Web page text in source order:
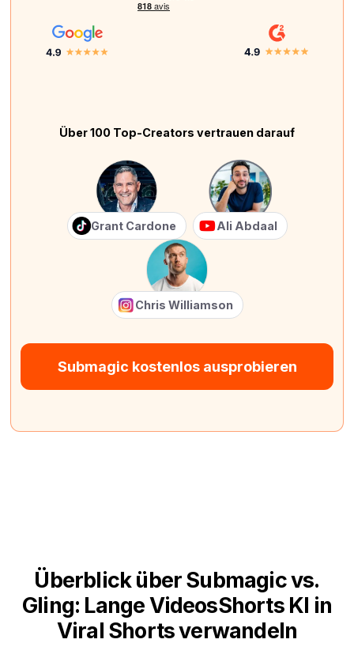
Über 100 Top-Creators vertrauen darauf
Grant Cardone Ali Abdaal
Chris Williamson
Submagic kostenlos ausprobieren
Überblick über Submagic vs.
Gling: Lange VideosShorts KI in
Viral Shorts verwandeln